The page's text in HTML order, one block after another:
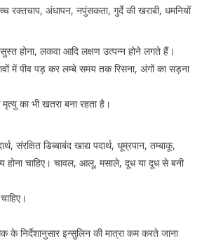
अंधापन, नपुंसकता, गुर्दे की खराबी, धमनियों
होना, लकवा आदि लक्षण उत्पन्न होने लगते हैं।
में पीव पड़ कर लम्बे समय तक रिसना, अंगों का सड़ना
का भी खतरा बना रहता है।
संरक्षित डिब्बाबंद खाद्य पदार्थ, धूम्रपान, तम्बाकू,
होना चाहिए। चावल, आलू, मसाले, दूध या दूध से बनी
के निर्देशानुसार इन्सुलिन की मात्रा कम करते जाना